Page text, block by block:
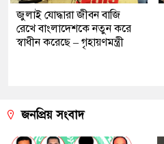
জুলাই যোদ্ধারা জীবন বাজি
রেখে বাংলাদেশকে নতুন করে
স্বাধীন করেছে – গৃহায়ণমন্ত্রী
জনপ্রিয় সংবাদ